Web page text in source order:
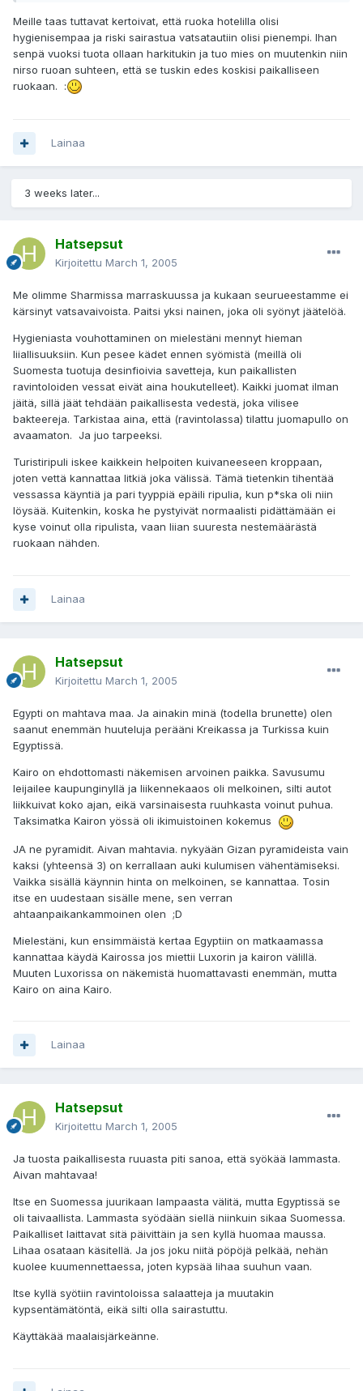
Meille taas tuttavat kertoivat, että ruoka hotelilla olisi
hygienisempaa ja riski sairastua vatsatautiin olisi pienempi. Ihan
senpä vuoksi tuota ollaan harkitukin ja tuo mies on muutenkin niin
nirso ruoan suhteen, että se tuskin edes koskisi paikalliseen
ruokaan. :
Lainaa
3 weeks later...
Hatsepsut
Kirjoitettu March 1, 2005
Me olimme Sharmissa marraskuussa ja kukaan seurueestamme ei
kärsinyt vatsavaivoista. Paitsi yksi nainen, joka oli syönyt jäätelöä.
Hygieniasta vouhottaminen on mielestäni mennyt hieman
liiallisuuksiin. Kun pesee kädet ennen syömistä (meillä oli
Suomesta tuotuja desinfioivia savetteja, kun paikallisten
ravintoloiden vessat eivät aina houkutelleet). Kaikki juomat ilman
jäitä, sillä jäät tehdään paikallisesta vedestä, joka vilisee
bakteereja. Tarkistaa aina, että (ravintolassa) tilattu juomapullo on
avaamaton. Ja juo tarpeeksi.
Turistiripuli iskee kaikkein helpoiten kuivaneeseen kroppaan,
joten vettä kannattaa litkiä joka välissä. Tämä tietenkin tihentää
vessassa käyntiä ja pari tyyppiä epäili ripulia, kun p*ska oli niin
löysää. Kuitenkin, koska he pystyivät normaalisti pidättämään ei
kyse voinut olla ripulista, vaan liian suuresta nestemäärästä
ruokaan nähden.
Lainaa
Hatsepsut
Kirjoitettu March 1, 2005
Egypti on mahtava maa. Ja ainakin minä (todella brunette) olen
saanut enemmän huuteluja perääni Kreikassa ja Turkissa kuin
Egyptissä.
Kairo on ehdottomasti näkemisen arvoinen paikka. Savusumu
leijailee kaupunginyllä ja liikennekaaos oli melkoinen, silti autot
liikkuivat koko ajan, eikä varsinaisesta ruuhkasta voinut puhua.
Taksimatka Kairon yössä oli ikimuistoinen kokemus
JA ne pyramidit. Aivan mahtavia. nykyään Gizan pyramideista vain
kaksi (yhteensä 3) on kerrallaan auki kulumisen vähentämiseksi.
Vaikka sisällä käynnin hinta on melkoinen, se kannattaa. Tosin
itse en uudestaan sisälle mene, sen verran
ahtaanpaikankammoinen olen ;D
Mielestäni, kun ensimmäistä kertaa Egyptiin on matkaamassa
kannattaa käydä Kairossa jos miettii Luxorin ja kairon välillä.
Muuten Luxorissa on näkemistä huomattavasti enemmän, mutta
Kairo on aina Kairo.
Lainaa
Hatsepsut
Kirjoitettu March 1, 2005
Ja tuosta paikallisesta ruuasta piti sanoa, että syökää lammasta.
Aivan mahtavaa!
Itse en Suomessa juurikaan lampaasta välitä, mutta Egyptissä se
oli taivaallista. Lammasta syödään siellä niinkuin sikaa Suomessa.
Paikalliset laittavat sitä päivittäin ja sen kyllä huomaa maussa.
Lihaa osataan käsitellä. Ja jos joku niitä pöpöjä pelkää, nehän
kuolee kuumennettaessa, joten kypsää lihaa suuhun vaan.
Itse kyllä syötiin ravintoloissa salaatteja ja muutakin
kypsentämätöntä, eikä silti olla sairastuttu.
Käyttäkää maalaisjärkeänne.